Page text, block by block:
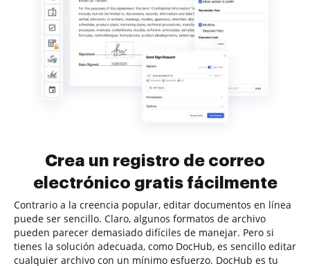
Crea un registro de correo
electrónico gratis fácilmente
Contrario a la creencia popular, editar documentos en línea
puede ser sencillo. Claro, algunos formatos de archivo
pueden parecer demasiado difíciles de manejar. Pero si
tienes la solución adecuada, como DocHub, es sencillo editar
cualquier archivo con un mínimo esfuerzo. DocHub es tu